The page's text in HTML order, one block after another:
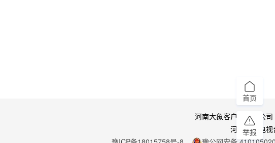
河南大象客户端有限公
河南广播电
首页
举报